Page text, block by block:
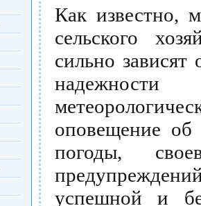
Как известно,
сельского
сильно зависят
оповещение
погоды,
успешной и